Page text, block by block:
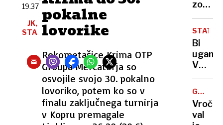
pokalne
lovorike
Rokometašice Krima OTP
Groupa Mercatorja so
osvojile svojo 30. pokalno
lovoriko, potem ko so v
finalu zaključnega turnirja
v Kopru premagale
19.37
JK,
STA
za
selfi
dva
še
iščejo
zopet
zelo
konec
tedna
Bi
V
še
danes
živi
več
GORSKI
val